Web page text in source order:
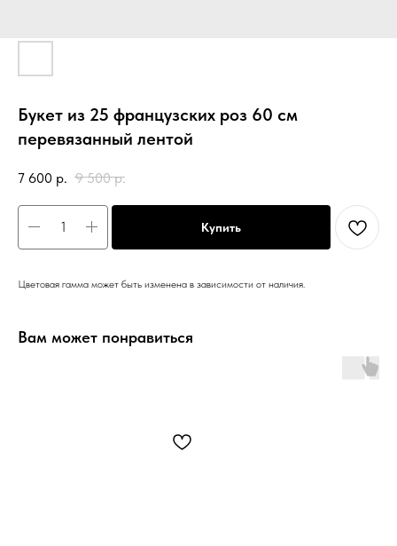
Букет из 25 французских роз 60 см
перевязанный лентой
7 600 р. 9 500 р.
Купить
Цветовая гамма может быть изменена в зависимости от наличия.
Вам может понравиться